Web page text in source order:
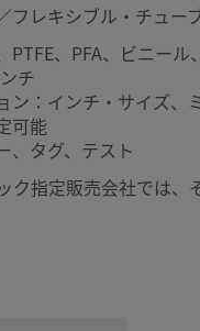
フレキシブル・チュー
PTFE、PFA、ビニー
チ
ン：インチ・サイズ、
可能
、タグ、テスト
ク指定販売会社では、